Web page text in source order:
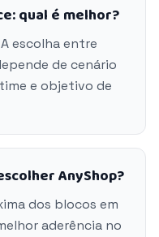
qual é melhor?
escolha entre
de cenário
e objetivo de
AnyShop?
dos blocos em
aderência no